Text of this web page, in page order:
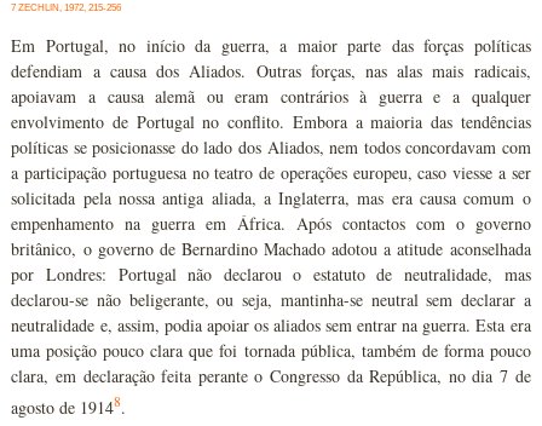
7 ZECHLIN, 1972, 215-256
Em Portugal, no início da guerra, a maior parte das forças políticas
defendiam a causa dos Aliados. Outras forças, nas alas mais radicais,
apoiavam a causa alemã ou eram contrários à guerra e a qualquer
envolvimento de Portugal no conflito. Embora a maioria das tendências
políticas se posicionasse do lado dos Aliados, nem todos concordavam com
a participação portuguesa no teatro de operações europeu, caso viesse a ser
solicitada pela nossa antiga aliada, a Inglaterra, mas era causa comum o
empenhamento na guerra em África. Após contactos com o governo
britânico, o governo de Bernardino Machado adotou a atitude aconselhada
por Londres: Portugal não declarou o estatuto de neutralidade, mas
declarou-se não beligerante, ou seja, mantinha-se neutral sem declarar a
neutralidade e, assim, podia apoiar os aliados sem entrar na guerra. Esta era
uma posição pouco clara que foi tornada pública, também de forma pouco
clara, em declaração feita perante o Congresso da República, no dia 7 de
agosto de 19148.